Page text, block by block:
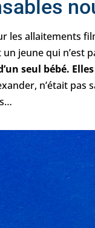
les allaitements
jeune qui n’est
seul bébé.
n’était pas